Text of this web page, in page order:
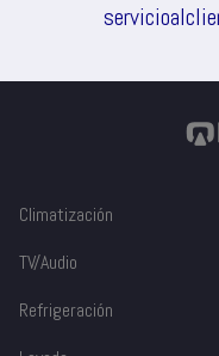
Climatización
TV/Audio
Refrigeración